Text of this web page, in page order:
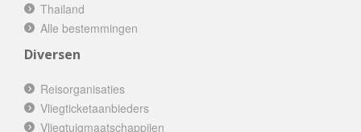
Thailand
Alle bestemmingen
Diversen
Reisorganisaties
Vliegticketaanbieders
Vliegtuigmaatschappijen